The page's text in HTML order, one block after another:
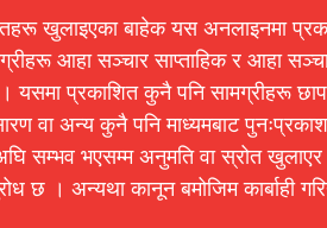
खुलाइएका बाहेक यस अनलाइनमा
आहा सञ्चार साप्ताहिक र आहा
यसमा प्रकाशित कुनै पनि सामग्रीहरू
वा अन्य कुनै पनि माध्यमबाट
सम्भव भएसम्म अनुमति वा स्रोत खुलाएर
छ । अन्यथा कानून बमोजिम कार्बाही